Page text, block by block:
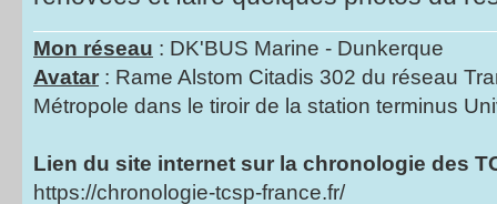
Mon réseau : DK'BUS Marine - Dunkerque
Avatar : Rame Alstom Citadis 302 du réseau
Métropole dans le tiroir de la station terminus
Lien du site internet sur la chronologie des
https://chronologie-tcsp-france.fr/